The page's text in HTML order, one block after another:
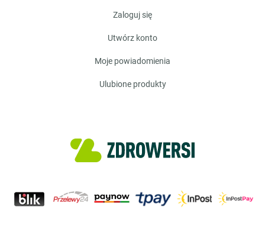
zaloguj się
utwórz konto
moje powiadomienia
ulubione produkty